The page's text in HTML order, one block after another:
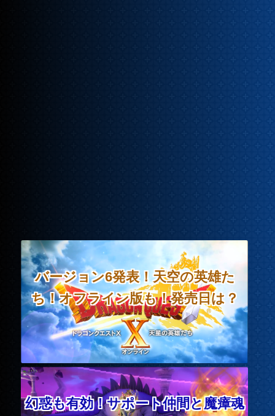
バージョン6発表！天空の英雄た
ち！オフライン版も！発売日は？
幻惑も有効！サポート仲間と魔瘴魂